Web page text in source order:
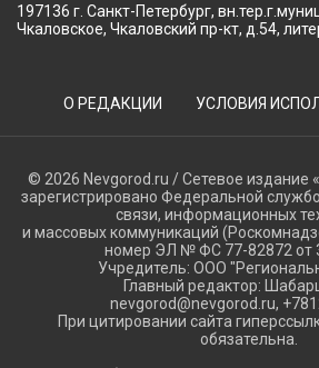
197136 г. Санкт-Петербург,
Чкаловское, Чкаловский пр-кт, д.54,
О РЕДАКЦИИ УСЛОВИЯ
© 2026 Nevgorod.ru / Сетевое издание
зарегистрировано Федеральной
связи, информационных
и массовых коммуникаций
номер ЭЛ № ФС 77-82872 от
Учредитель: ООО
Главный редактор:
nevgorod@nevgorod.ru,
При цитировании сайта
обязательна.